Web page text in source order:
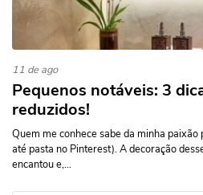
11 de ago
Pequenos notáveis: 3
reduzidos!
Quem me conhece sabe da minha
até pasta no Pinterest). A decoração
encantou e,...